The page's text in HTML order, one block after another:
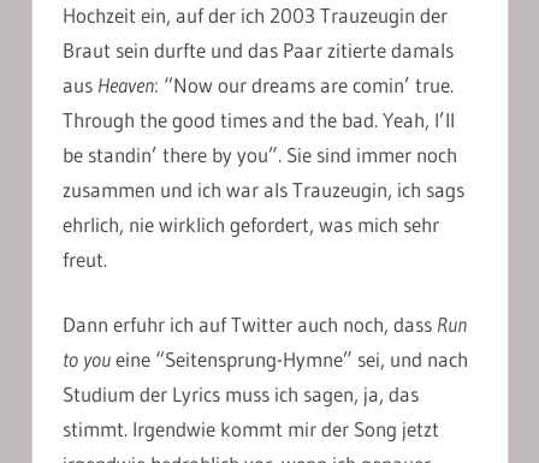
Hochzeit ein, auf der ich 2003 Trauzeugin der
Braut sein durfte und das Paar zitierte damals
aus Heaven: “Now our dreams are comin’ true.
Through the good times and the bad. Yeah, I’ll
be standin’ there by you”. Sie sind immer noch
zusammen und ich war als Trauzeugin, ich sags
ehrlich, nie wirklich gefordert, was mich sehr
freut.
Dann erfuhr ich auf Twitter auch noch, dass Run
to youeine “Seitensprung-Hymne” sei, und nach
Studium der Lyrics muss ich sagen, ja, das
stimmt. Irgendwie kommt mir der Song jetzt